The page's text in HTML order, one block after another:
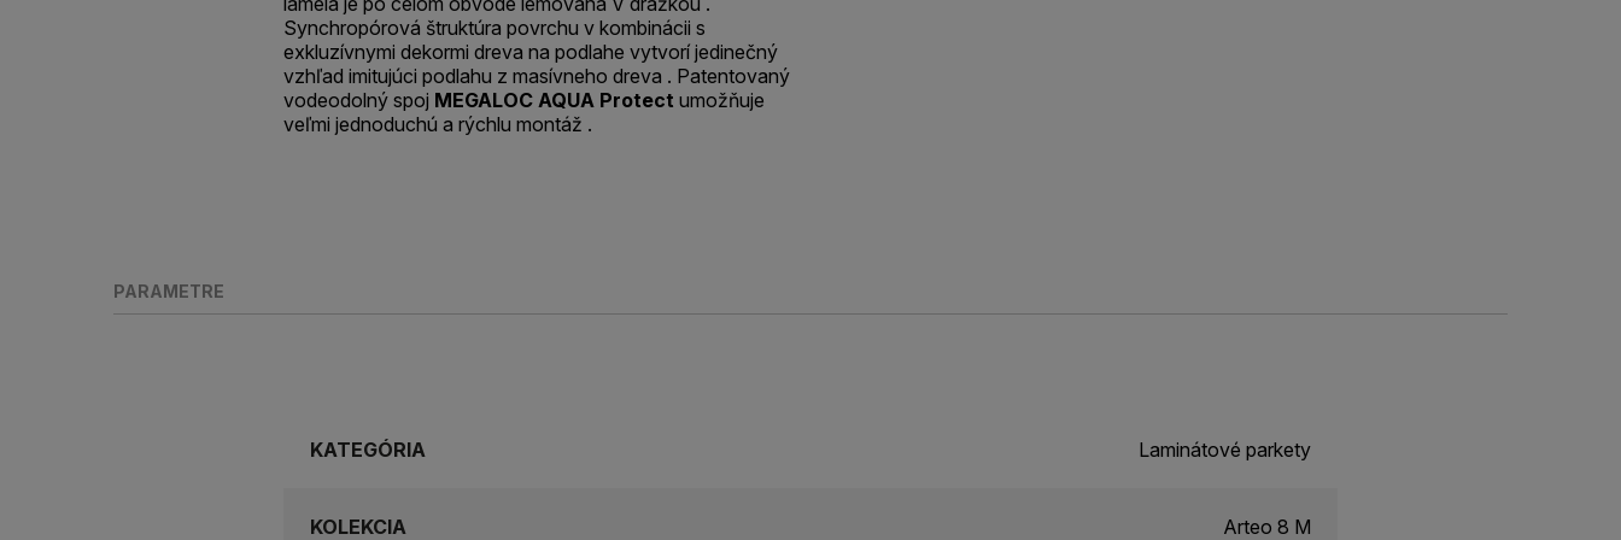
Synchropórová štruktúra povrchu v kombinácii s
exkluzívnymi dekormi dreva na podlahe vytvorí jedinečný
vzhľad imitujúci podlahu z masívneho dreva . Patentovaný
vodeodolný spoj MEGALOC AQUA Protect umožňuje
veľmi jednoduchú a rýchlu montáž .
PARAMETRE
KATEGÓRIA Laminátové parkety
KOLEKCIA Arteo 8 M